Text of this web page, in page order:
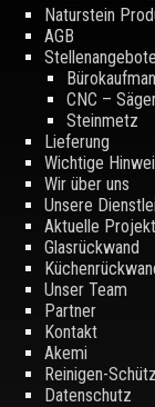
Naturstein
AGB
Stellenangebote
CNC –
Steinmetz
Lieferung
Wichtige
Wir über uns
Unsere
Aktuelle
Glasrückwand
Unser Team
Partner
Kontakt
Akemi
Reinigen-
Datenschutz